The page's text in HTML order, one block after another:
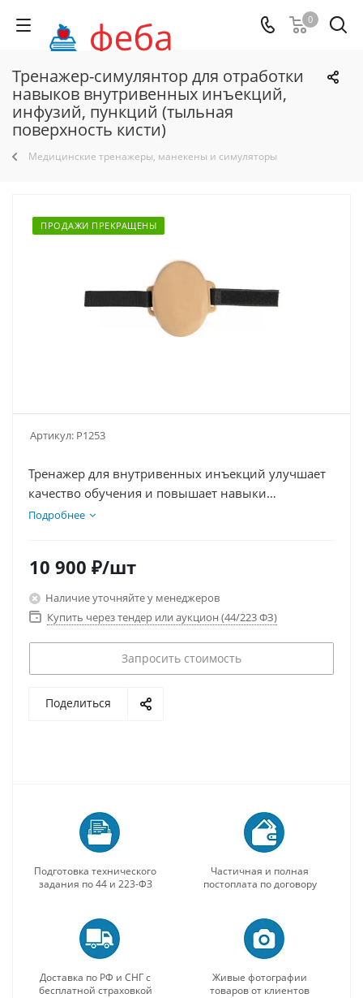
0
Тренажер-симулянтор для отработки
навыков внутривенных инъекций,
инфузий, пункций (тыльная
поверхность кисти)
Медицинские тренажеры, манекены и симуляторы
ПРОДАЖИ ПРЕКРАЩЕНЫ
Артикул: P1253
Тренажер для внутривенных инъекций улучшает
качество обучения и повышает навыки
медицинского персонала. Он имитирует вены
Включает искусственную кровь и имитацию
обратного тока. Тренирует пальпацию вен и
внутривенные инъекции.
Подробнее
10 900 ₽/шт
Наличие уточняйте у менеджеров
Купить через тендер или аукцион (44/223 ФЗ)
Запросить стоимость
Поделиться
Подготовка технического
задания по 44 и 223-ФЗ
Частичная и полная
постоплата по договору
Доставка по РФ и СНГ с
бесплатной страховкой
Живые фотографии
товаров от клиентов